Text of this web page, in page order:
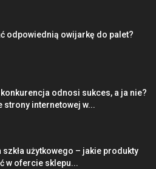
odpowiednią owijarkę do palet?
odnosi sukces, a ja nie?
strony internetowej w...
szkła użytkowego – jakie produkty
w ofercie sklepu...